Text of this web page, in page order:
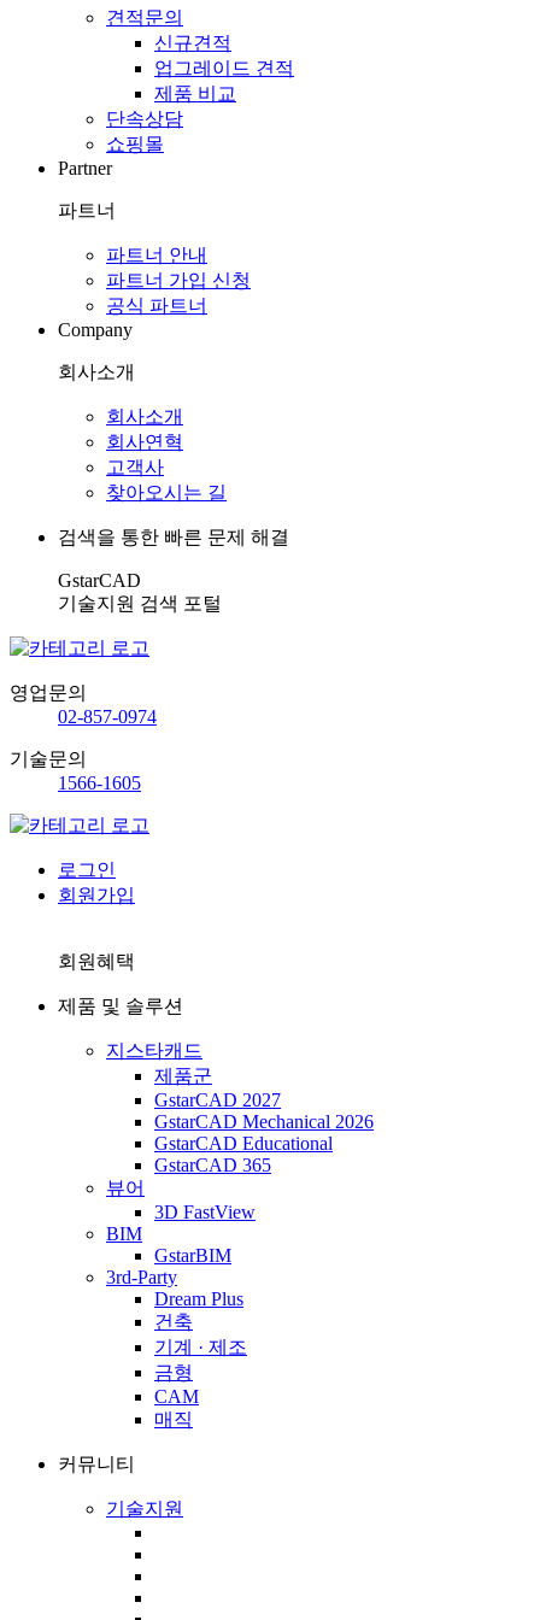
견적문의
신규견적
업그레이드 견적
제품 비교
단속상담
쇼핑몰
Partner
파트너
파트너 안내
파트너 가입 신청
공식 파트너
Company
회사소개
회사소개
회사연혁
고객사
찾아오시는 길
검색을 통한 빠른 문제 해결
GstarCAD
기술지원 검색 포털
영업문의
02-857-0974
기술문의
1566-1605
로그인
회원가입
회원혜택
제품 및 솔루션
지스타캐드
제품군
GstarCAD 2027
GstarCAD Mechanical 2026
GstarCAD Educational
GstarCAD 365
뷰어
3D FastView
BIM
GstarBIM
3rd-Party
Dream Plus
건축
기계 · 제조
금형
CAM
매직
커뮤니티
기술지원